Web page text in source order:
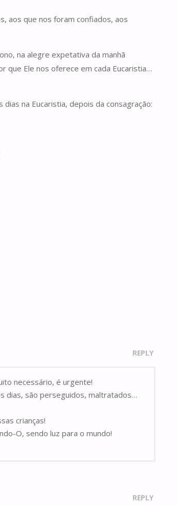
aos que nos foram confiados, aos
na alegre expetativa da manhã
que Ele nos oferece em cada Eucaristia…
na Eucaristia, depois da consagração:
REPLY
necessário, é urgente!
dias, são perseguidos, maltratados…
crianças!
O, sendo luz para o mundo!
REPLY